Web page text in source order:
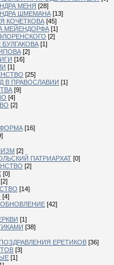
МЕНЯ [28]
ШМЕМАНА [13]
КОЧЕТКОВА [45]
МЕЙЕНДОРФА [1]
[2]
[1]
[2]
[16]
[1]
[25]
В ПРАВОСЛАВИИ [1]
[9]
[4]
[2]
[16]
[2]
ПАТРИАРХАТ [0]
[2]
[0]
[2]
[14]
[4]
ОБНОВЛЕНИЕ [42]
[1]
[38]
ЕРЕТИКОВ [36]
[3]
[1]